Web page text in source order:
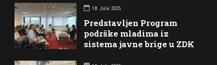
18. Jula 2025
Predstavljen Program
podrške mladima iz
sistema javne brige u ZDK